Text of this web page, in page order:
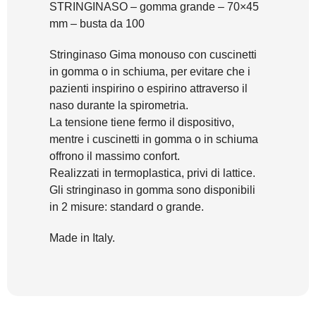
STRINGINASO – gomma grande – 70×45
mm – busta da 100
Stringinaso Gima monouso con cuscinetti
in gomma o in schiuma, per evitare che i
pazienti inspirino o espirino attraverso il
naso durante la spirometria.
La tensione tiene fermo il dispositivo,
mentre i cuscinetti in gomma o in schiuma
offrono il massimo confort.
Realizzati in termoplastica, privi di lattice.
Gli stringinaso in gomma sono disponibili
in 2 misure: standard o grande.
Made in Italy.